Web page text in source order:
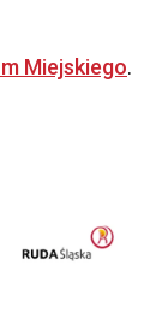
Miejskiego.